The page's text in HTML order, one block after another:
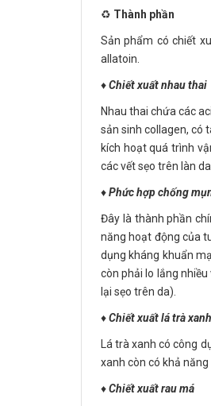
♻️ Thành phần
Sản phẩm có chiết
allatoin.
♦️Chiết xuất nhau thai
Nhau thai chứa các
sản sinh collagen, có
kích hoạt quá trình
các vết sẹo trên làn da.
♦️Phức hợp chống
Đây là thành phần
năng hoạt động của
dụng kháng khuẩn
còn phải lo lắng
lại sẹo trên da).
♦️Chiết xuất lá trà
Lá trà xanh có công
xanh còn có khả
♦️Chiết xuất rau má